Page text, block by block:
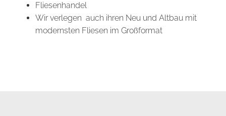
Fliesenhandel
Wir verlegen auch ihren Neu und Altbau mit
modernsten Fliesen im Großformat